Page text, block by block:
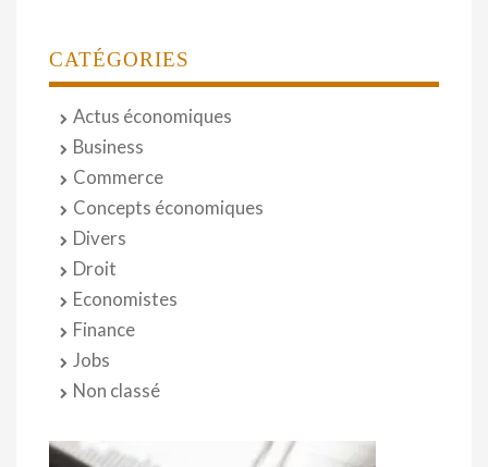
CATÉGORIES
Actus économiques
Business
Commerce
Concepts économiques
Divers
Droit
Economistes
Finance
Jobs
Non classé